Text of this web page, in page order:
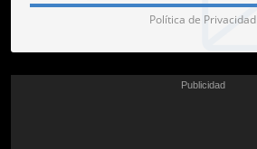
Política de Privacidad